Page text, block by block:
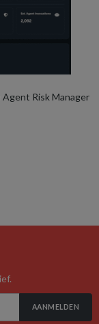
Risk Manager
AANMELDEN